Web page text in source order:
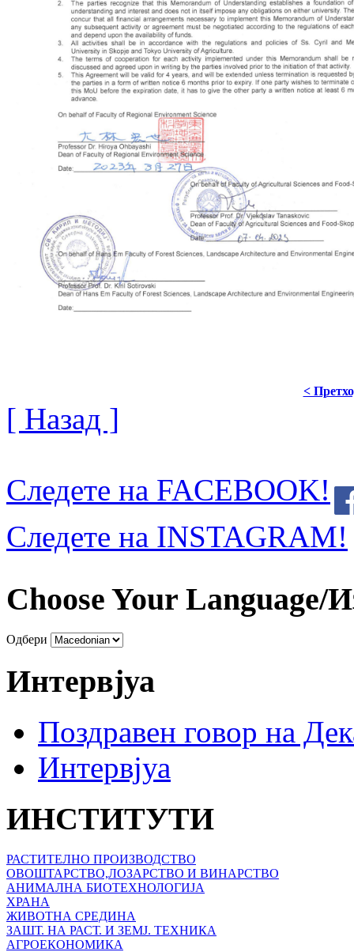
<
[ Назад ]
Следете на FACEBOOK!
Следете на INSTAGRAM!
Choose Your Language/
Одбери
Интервјуа
Поздравен говор на
Интервјуа
ИНСТИТУТИ
РАСТИТЕЛНО ПРОИЗВОДСТВО
ОВОШТАРСТВО,ЛОЗАРСТВО И ВИНАРСТВО
АНИМАЛНА БИОТЕХНОЛОГИЈА
ХРАНА
ЖИВОТНА СРЕДИНА
ЗАШТ. НА РАСТ. И ЗЕМЈ. ТЕХНИКА
АГРОЕКОНОМИКА